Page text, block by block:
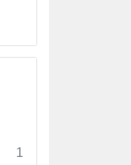
1